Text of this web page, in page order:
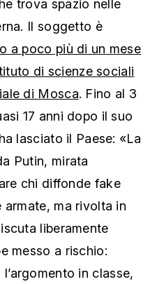
trova spazio nelle
Il soggetto è
a poco più di un mese
di scienze sociali
di Mosca. Fino al 3
17 anni dopo il suo
lasciato il Paese: «La
Putin, mirata
chi diffonde fake
armate, ma rivolta in
liberamente
messo a rischio:
in classe,